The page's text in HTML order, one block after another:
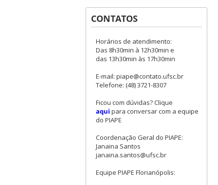
CONTATOS
Horários de atendimento:
Das 8h30min à 12h30min e
das 13h30min às 17h30min
E-mail: piape@contato.ufsc.br
Telefone: (48) 3721-8307
Ficou com dúvidas? Clique
aqui para conversar com a equipe
do PIAPE
Coordenação Geral do PIAPE:
Janaina Santos
janaina.santos@ufsc.br
Equipe PIAPE Florianópolis: